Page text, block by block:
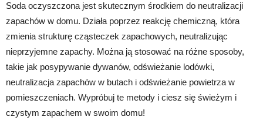
Soda oczyszczona jest skutecznym środkiem do neutralizacji
zapachów w domu. Działa poprzez reakcję chemiczną, która
zmienia strukturę cząsteczek zapachowych, neutralizując
nieprzyjemne zapachy. Można ją stosować na różne sposoby,
takie jak posypywanie dywanów, odświeżanie lodówki,
neutralizacja zapachów w butach i odświeżanie powietrza w
pomieszczeniach. Wypróbuj te metody i ciesz się świeżym i
czystym zapachem w swoim domu!